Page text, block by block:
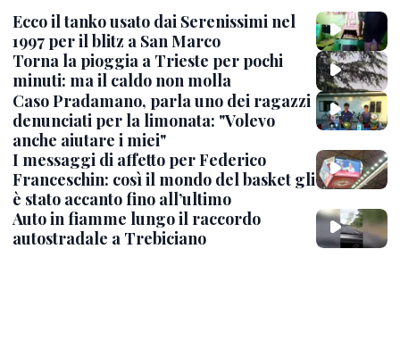
Ecco il tanko usato dai Serenissimi nel
1997 per il blitz a San Marco
Torna la pioggia a Trieste per pochi
minuti: ma il caldo non molla
Caso Pradamano, parla uno dei ragazzi
denunciati per la limonata: "Volevo
anche aiutare i miei"
I messaggi di affetto per Federico
Franceschin: così il mondo del basket gli
è stato accanto fino all’ultimo
Auto in fiamme lungo il raccordo
autostradale a Trebiciano